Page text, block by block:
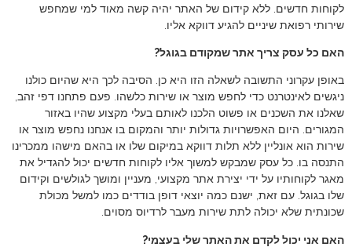
לקוחות חדשים. ללא קידום של האתר יהיה קשה מאוד למי שמחפש
שירותי רפואת שיניים להגיע דווקא אליו.
האם כל עסק צריך אתר שמקודם בגוגל?
באופן עקרוני התשובה לשאלה הזו היא כן. הסיבה לכך היא שהיום כולנו
ניגשים לאינטרנט כדי לחפש מוצר או שירות כלשהו. פעם פתחנו דפי זהב,
שאלנו את השכנים או פשוט הלכנו לאותם בעלי מקצוע שהיו באזור
המגורים. היום האפשרויות גדולות יותר והמקום בו אנחנו נחפש מוצר או
שירות הוא אונליין ללא תלות דווקא במיקום שלו או בהאם מישהו ממכרינו
התנסה בו. כל עסק שמבקש למשוך אליו לקוחות חדשים יכול להגדיל את
מאגר לקוחותיו על ידי יצירת אתר מקצועי, מעניין ומושך לגולשים וקידום
שלו בגוגל. עם זאת, ישנם כמה יוצאי דופן בודדים כמו למשל מכולת
שכונתית שלא יכולה לתת שירות מעבר לרדיוס מסוים.
האם אני יכול לקדם את האתר שלי בעצמי?